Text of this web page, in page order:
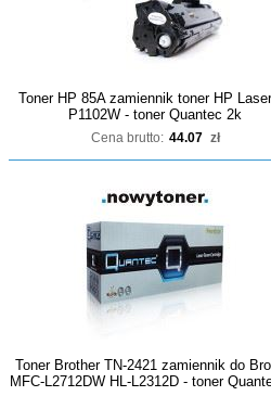
Toner HP 85A zamiennik toner HP
P1102W - toner Quantec 2k
Cena brutto: 44.07 zł
Toner Brother TN-2421 zamiennik do
MFC-L2712DW HL-L2312D - toner